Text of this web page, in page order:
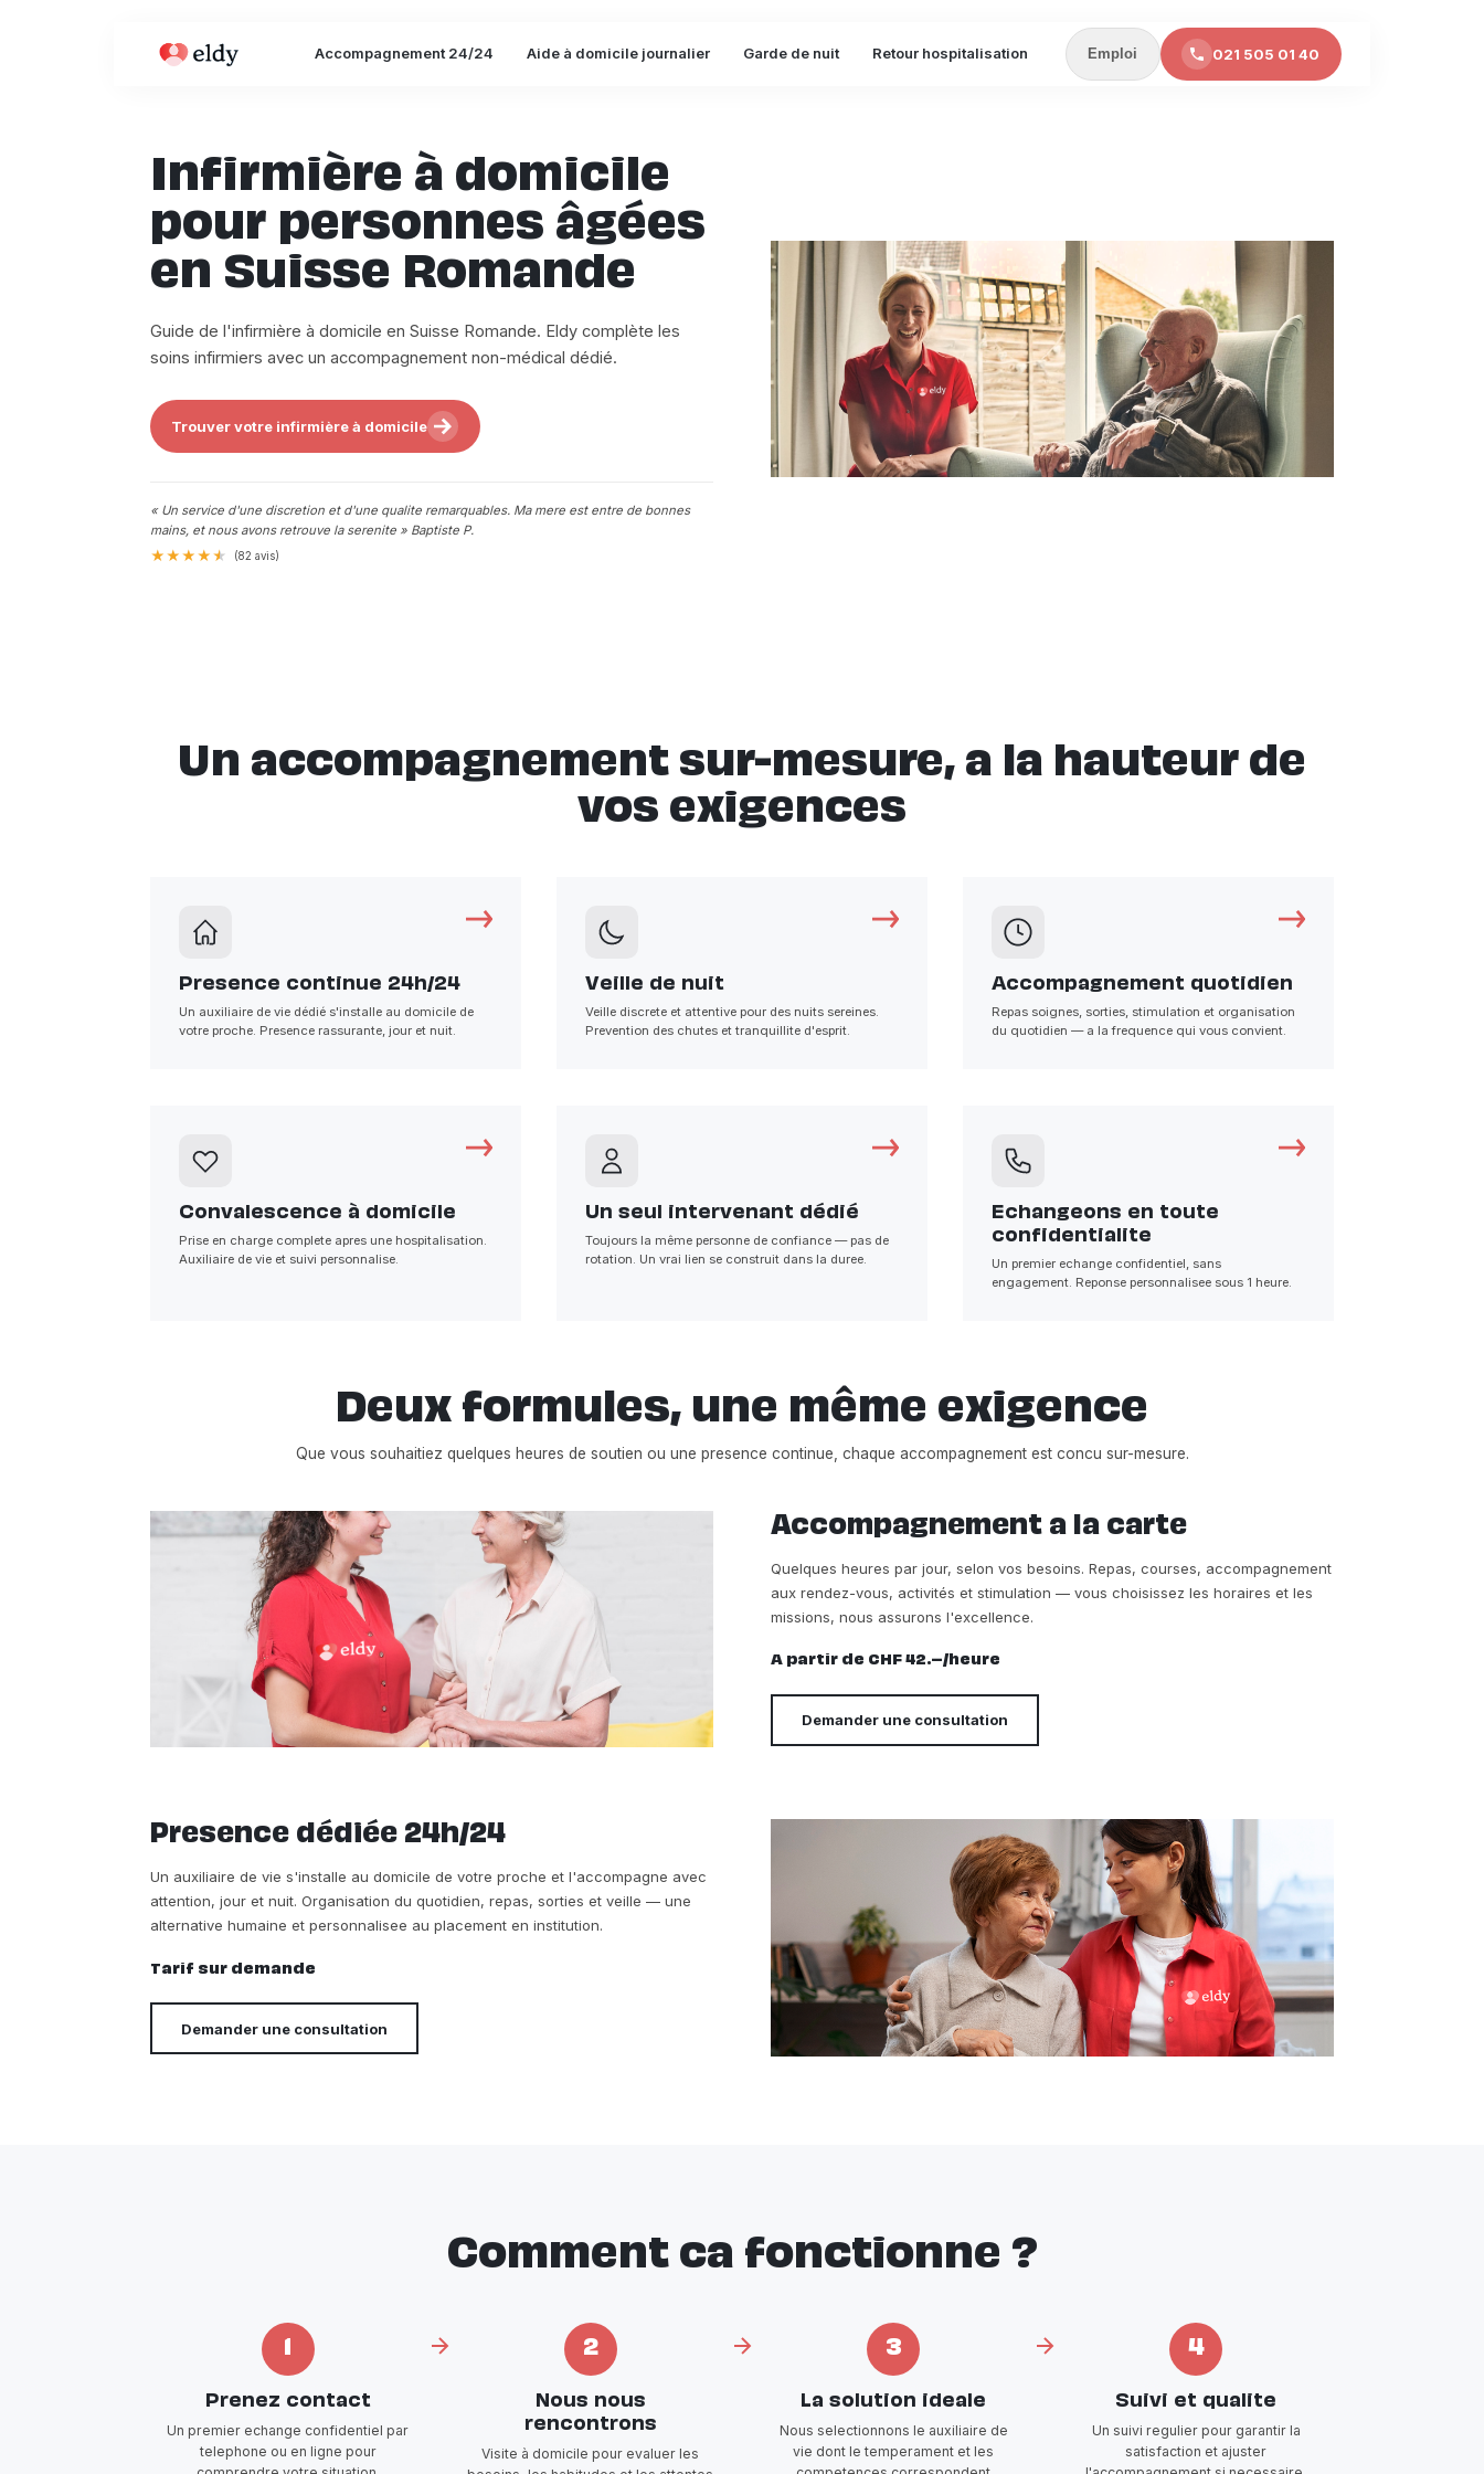
Accompagnement 24/24 Aide à domicile journalier Garde de nuit Retour hospitalisation Emploi 021 505 01 40
Infirmière à domicile
pour personnes âgées
en Suisse Romande
Guide de l'infirmière à domicile en Suisse Romande. Eldy complète les
soins infirmiers avec un accompagnement non-médical dédié.
Trouver votre infirmière à domicile
« Un service d'une discretion et d'une qualite remarquables. Ma mere est entre de bonnes
mains, et nous avons retrouve la serenite » Baptiste P.
★★★★★ (82 avis)
Un accompagnement sur-mesure, a la hauteur de
vos exigences
Presence continue 24h/24
Un auxiliaire de vie dédié s'installe au domicile de
votre proche. Presence rassurante, jour et nuit.
Veille de nuit
Veille discrete et attentive pour des nuits sereines.
Prevention des chutes et tranquillite d'esprit.
Accompagnement quotidien
Repas soignes, sorties, stimulation et organisation
du quotidien — a la frequence qui vous convient.
Convalescence à domicile
Prise en charge complete apres une hospitalisation.
Auxiliaire de vie et suivi personnalise.
Un seul intervenant dédié
Toujours la même personne de confiance — pas de
rotation. Un vrai lien se construit dans la duree.
Echangeons en toute
confidentialite
Un premier echange confidentiel, sans
engagement. Reponse personnalisee sous 1 heure.
Deux formules, une même exigence
Que vous souhaitiez quelques heures de soutien ou une presence continue, chaque accompagnement est concu sur-mesure.
Accompagnement a la carte
Quelques heures par jour, selon vos besoins. Repas, courses, accompagnement
aux rendez-vous, activités et stimulation — vous choisissez les horaires et les
missions, nous assurons l'excellence.
A partir de CHF 42.–/heure
Demander une consultation
Presence dédiée 24h/24
Un auxiliaire de vie s'installe au domicile de votre proche et l'accompagne avec
attention, jour et nuit. Organisation du quotidien, repas, sorties et veille — une
alternative humaine et personnalisee au placement en institution.
Tarif sur demande
Demander une consultation
Comment ca fonctionne ?
Prenez contact
Un premier echange confidentiel par
telephone ou en ligne pour
2
Nous nous
rencontrons
Visite à domicile pour evaluer les
3
La solution ideale
Nous selectionnons le auxiliaire de
vie dont le temperament et les
4
Suivi et qualite
Un suivi regulier pour garantir la
satisfaction et ajuster